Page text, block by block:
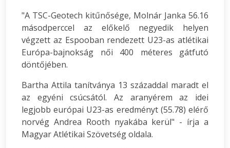
"A TSC-Geotech kitűnősége, Molnár Janka 56.16
másodperccel az előkelő negyedik helyen
végzett az Espooban rendezett U23-as atlétikai
Európa-bajnokság női 400 méteres gátfutó
döntőjében.
Bartha Attila tanítványa 13 századdal maradt el
az egyéni csúcsától. Az aranyérem az idei
legjobb európai U23-as eredményt (55.78) elérő
norvég Andrea Rooth nyakába kerül" - írja a
Magyar Atlétikai Szövetség oldala.